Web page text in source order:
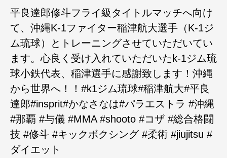
平良達郎修斗フライ級タイトルマッチへ向け
て、沖縄K-1ファイター稲津航大選手（K-1ジ
ム琉球）とトレーニングさせていただいてい
ます。心良く受け入れていただいたk-1ジム琉
球小鉄代表、稲津選手に感謝致します！沖縄
から世界へ！！#k1ジム琉球#稲津航大#平良
達郎#insprit#かなさなは#パラエストラ #沖縄
#那覇 #与儀 #MMA #shooto #コザ #総合格闘
技 #修斗 #キックボクシング #柔術 #jiujitsu #
ダイエット